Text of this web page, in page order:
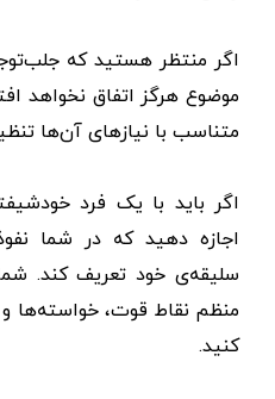
اگر منتظر هستید که
موضوع هرگز اتفاق نخواهد
متناسب با نیازهای آن‌ها
اگر باید با یک فرد
اجازه دهید که در شما
سلیقه‌ی خود تعریف کند.
منظم نقاط قوت، خواسته‌ها و
کنید.